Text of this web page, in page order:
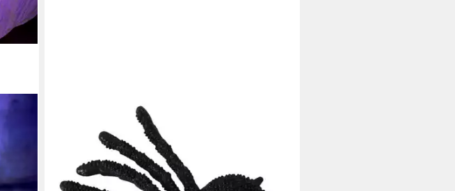
Dekoobjekt Schwarz-Grüne Gummispinne als
Halloween Deko & Gim
lieferbar - in 4-5 Werktagen bei dir